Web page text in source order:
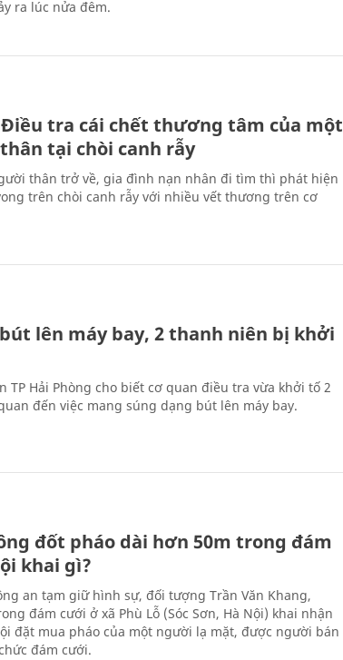
ra lúc nửa đêm.
Điều tra cái chết thương tâm của một
tại chòi canh rẫy
thân trở về, gia đình nạn nhân đi tìm thì phát hiện
trên chòi canh rẫy với nhiều vết thương trên cơ
lên máy bay, 2 thanh niên bị khởi
TP Hải Phòng cho biết cơ quan điều tra vừa khởi tố 2
đến việc mang súng dạng bút lên máy bay.
đốt pháo dài hơn 50m trong đám
khai gì?
an tạm giữ hình sự, đối tượng Trần Văn Khang,
đám cưới ở xã Phù Lỗ (Sóc Sơn, Hà Nội) khai nhận
đặt mua pháo của một người lạ mặt, được người bán
đám cưới.